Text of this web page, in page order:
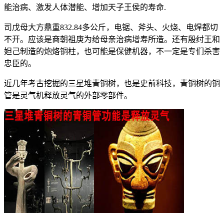
能治病、激发人体潜能、增加天子王侯的寿命.
司戊母大方鼎重832.84多公斤，电锯、斧头、火烧、电焊都切
不开。应该是商朝祖庚为给母亲治病增寿所造。还有殷纣王和
妲己制造的炮烙铜柱，也可能是保健机器，不一定是专们杀害
忠臣的。
近几年考古挖掘的三星堆青铜树，也是史前科技，青铜树的铜
管是灵气机释放灵气的外部零部件。